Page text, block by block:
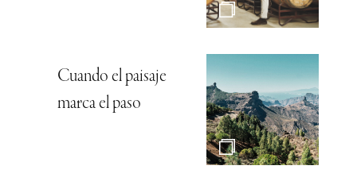
Cuando el paisaje
marca el paso